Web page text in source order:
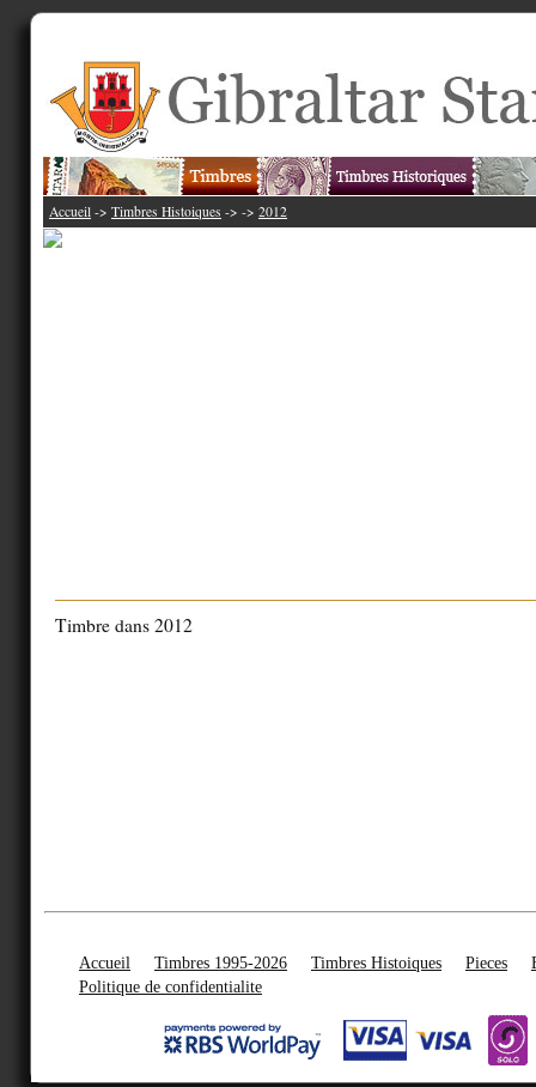
Accueil -> Timbres Histoiques -> -> 2012
Timbre dans 2012
Accueil Timbres 1995-2026 Timbres Histoiques Pieces
Politique de confidentialite